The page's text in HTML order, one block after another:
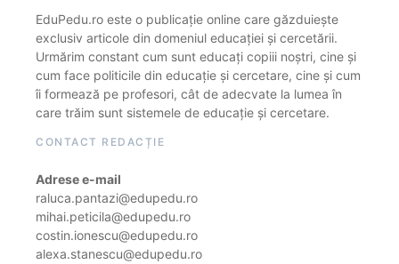
EduPedu.ro este o publicație online care găzduiește
exclusiv articole din domeniul educației și cercetării.
Urmărim constant cum sunt educați copiii noștri, cine și
cum face politicile din educație și cercetare, cine și cum
îi formează pe profesori, cât de adecvate la lumea în
care trăim sunt sistemele de educație și cercetare.
CONTACT REDACȚIE
Adrese e-mail
raluca.pantazi@edupedu.ro
mihai.peticila@edupedu.ro
costin.ionescu@edupedu.ro
alexa.stanescu@edupedu.ro